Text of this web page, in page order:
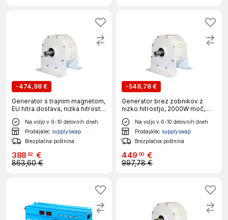
-474,98 €
Generator s trajnim magnetom,
EU hitra dostava, nizka hitrost
za gospodinjsko uporabo, 12V,
z osnovo, 2000W 300RPM
Na voljo v 6-10 delovnih dneh
Prodajalec supplyswap
Brezplačna poštnina
388 62 €
863,60 €
-548,78 €
Generator brez zobnikov z
nizko hitrostjo, 2000W moč,
več možnosti napetosti, z
osnovo, 2000W 300RPM, 12V
Na voljo v 6-10 delovnih dneh
Prodajalec supplyswap
Brezplačna poštnina
449 00 €
997,78 €